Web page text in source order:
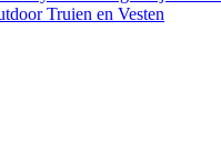
Truien en Vesten